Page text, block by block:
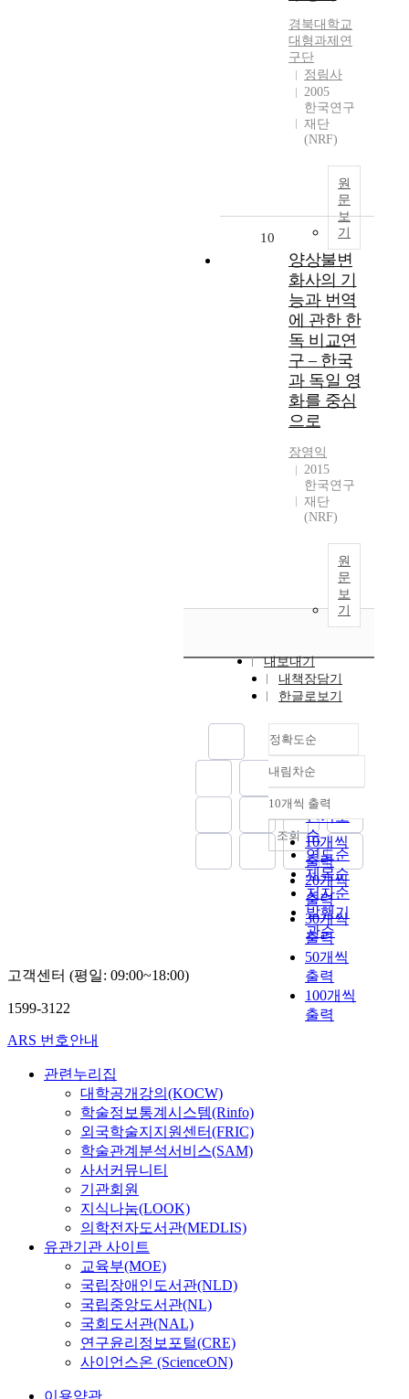
경북대학교
대형과제연
구단
정림사
2005
한국연구
재단
(NRF)
원
문
보
기
10
양상불변
화사의 기
능과 번역
에 관한 한
독 비교연
구 – 한국
과 독일 영
화를 중심
으로
장영익
2015
한국연구
재단
(NRF)
원
문
보
기
내보내기
내책장담기
한글로보기
정확도순
정확도
순
인기도
순
연도순
제목순
저자순
발행기
관순
내림차순
내림차순
10개씩 출력
10개씩
출력
20개씩
출력
30개씩
출력
50개씩
출력
100개씩
출력
조회
고객센터 (평일: 09:00~18:00)
1599-3122
ARS 번호안내
관련누리집
대학공개강의(KOCW)
학술정보통계시스템(Rinfo)
외국학술지지원센터(FRIC)
학술관계분석서비스(SAM)
사서커뮤니티
기관회원
지식나눔(LOOK)
의학전자도서관(MEDLIS)
유관기관 사이트
교육부(MOE)
국립장애인도서관(NLD)
국립중앙도서관(NL)
국회도서관(NAL)
연구윤리정보포털(CRE)
사이언스온 (ScienceON)